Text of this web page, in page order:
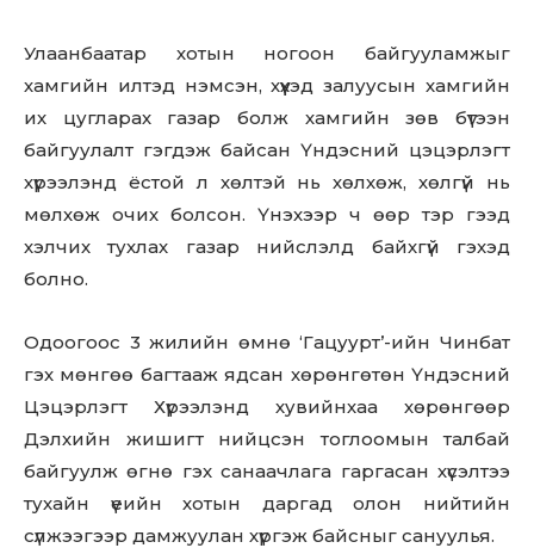
Улаанбаатар хотын ногоон байгууламжыг
хамгийн илтэд нэмсэн, хүүхэд залуусын хамгийн
их цугларах газар болж хамгийн зөв бүтээн
байгуулалт гэгдэж байсан Үндэсний цэцэрлэгт
хүрээлэнд ёстой л хөлтэй нь хөлхөж, хөлгүй нь
мөлхөж очих болсон. Үнэхээр ч өөр тэр гээд
хэлчих тухлах газар нийслэлд байхгүй гэхэд
болно.
Одоогоос 3 жилийн өмнө ‘Гацуурт’-ийн Чинбат
гэх мөнгөө багтааж ядсан хөрөнгөтөн Үндэсний
Цэцэрлэгт Хүрээлэнд хувийнхаа хөрөнгөөр
Дэлхийн жишигт нийцсэн тоглоомын талбай
байгуулж өгнө гэх санаачлага гаргасан хүсэлтээ
тухайн үеийн хотын даргад олон нийтийн
сүлжээгээр дамжуулан хүргэж байсныг сануулья.